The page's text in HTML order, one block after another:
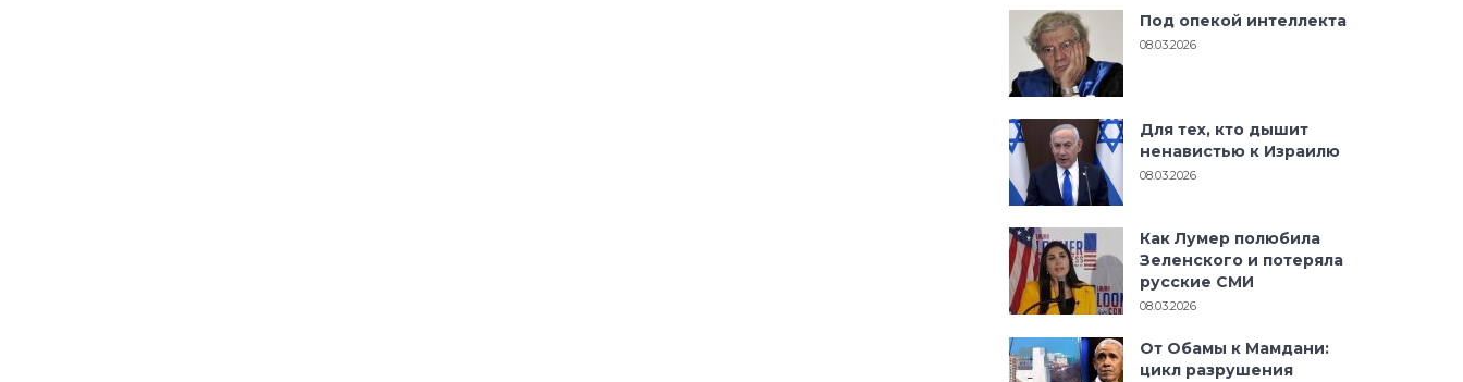
Под опекой интеллекта
08.03.2026
Для тех, кто дышит
ненавистью к Израилю
08.03.2026
Как Лумер полюбила
Зеленского и потеряла
русские СМИ
08.03.2026
От Обамы к Мамдани:
цикл разрушения